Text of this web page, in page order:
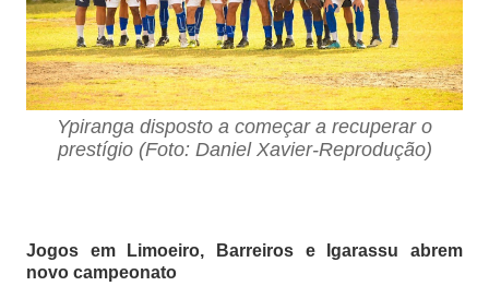
Ypiranga disposto a começar a recuperar o
prestígio (Foto: Daniel Xavier-Reprodução)
Jogos em Limoeiro, Barreiros e Igarassu abrem
novo campeonato